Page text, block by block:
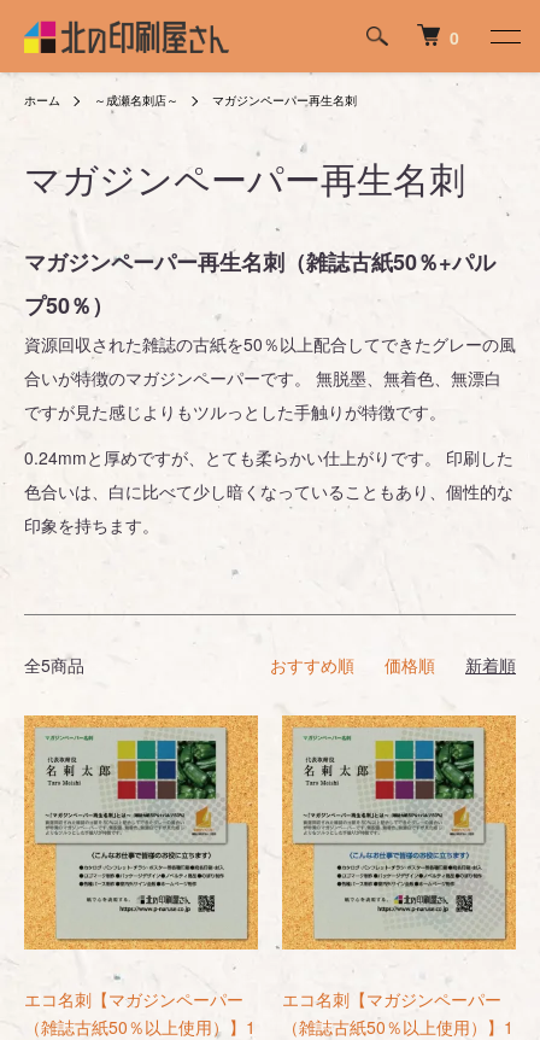
0
ホーム ～成瀬名刺店～ マガジンペーパー再生名刺
マガジンペーパー再生名刺
マガジンペーパー再生名刺（雑誌古紙50％+パル
プ50％）
資源回収された雑誌の古紙を50％以上配合してできたグレーの風
合いが特徴のマガジンペーパーです。 無脱墨、無着色、無漂白
ですが見た感じよりもツルっとした手触りが特徴です。
0.24mmと厚めですが、とても柔らかい仕上がりです。 印刷した
色合いは、白に比べて少し暗くなっていることもあり、個性的な
印象を持ちます。
全5商品 おすすめ順 価格順 新着順
エコ名刺【マガジンペーパー
（雑誌古紙50％以上使用）】1
エコ名刺【マガジンペーパー
（雑誌古紙50％以上使用）】1